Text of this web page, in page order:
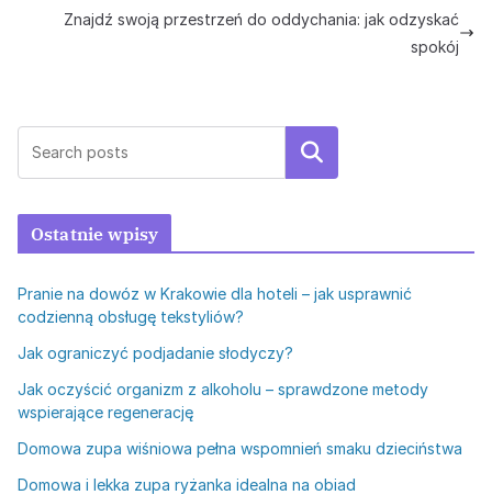
Znajdź swoją przestrzeń do oddychania: jak odzyskać
spokój
Szukaj
Ostatnie wpisy
Pranie na dowóz w Krakowie dla hoteli – jak usprawnić
codzienną obsługę tekstyliów?
Jak ograniczyć podjadanie słodyczy?
Jak oczyścić organizm z alkoholu – sprawdzone metody
wspierające regenerację
Domowa zupa wiśniowa pełna wspomnień smaku dzieciństwa
Domowa i lekka zupa ryżanka idealna na obiad